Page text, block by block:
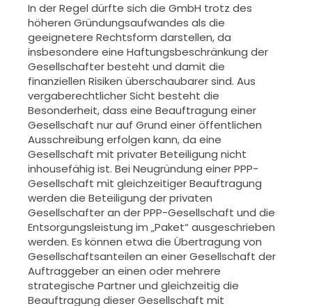
In der Regel dürfte sich die GmbH trotz des
höheren Gründungsaufwandes als die
geeignetere Rechtsform darstellen, da
insbesondere eine Haftungsbeschränkung der
Gesellschafter besteht und damit die
finanziellen Risiken überschaubarer sind. Aus
vergaberechtlicher Sicht besteht die
Besonderheit, dass eine Beauftragung einer
Gesellschaft nur auf Grund einer öffentlichen
Ausschreibung erfolgen kann, da eine
Gesellschaft mit privater Beteiligung nicht
inhousefähig ist. Bei Neugründung einer PPP-
Gesellschaft mit gleichzeitiger Beauftragung
werden die Beteiligung der privaten
Gesellschafter an der PPP-Gesellschaft und die
Entsorgungsleistung im „Paket“ ausgeschrieben
werden. Es können etwa die Übertragung von
Gesellschaftsanteilen an einer Gesellschaft der
Auftraggeber an einen oder mehrere
strategische Partner und gleichzeitig die
Beauftragung dieser Gesellschaft mit